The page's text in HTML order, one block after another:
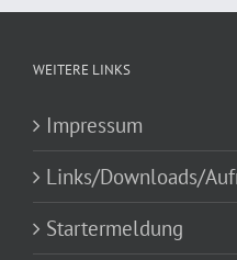
WEITERE LINKS
Impressum
Links/Downloads/
Startermeldung